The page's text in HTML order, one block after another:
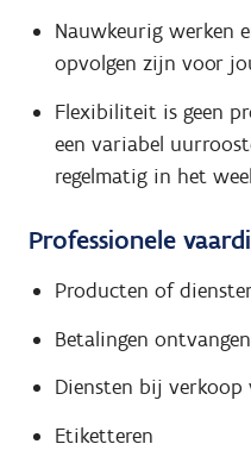
Nauwkeurig werken
opvolgen zijn voor
Flexibiliteit is geen
een variabel
regelmatig in het
Professionele
Producten of
Betalingen ontvangen
Diensten bij verkoop
Etiketteren